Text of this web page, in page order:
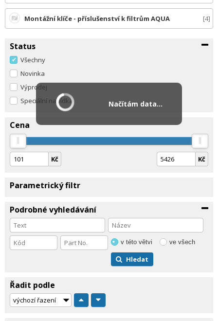
Montážní klíče - příslušenství k filtrům AQUA 4
Status
Všechny
Novinka
Výprodej
Speciální nabídka
Cena
Kč Kč
Parametrický filtr
Podrobné vyhledávání
v této větvi ve všech
Hledat
Řadit podle
Načítám data...